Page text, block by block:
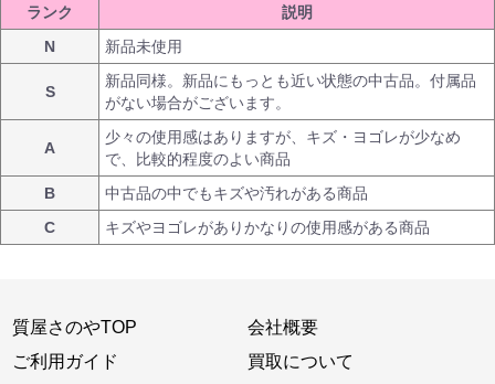
ランク
説明
N
新品未使用
S
新品同様。新品にもっとも近い状態の中古品。付属品
がない場合がございます。
A
少々の使用感はありますが、キズ・ヨゴレが少なめ
で、比較的程度のよい商品
B
中古品の中でもキズや汚れがある商品
C
キズやヨゴレがありかなりの使用感がある商品
質屋さのやTOP
ご利用ガイド
会社概要
買取について